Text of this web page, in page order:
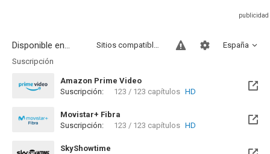
Disponible en... España
Sitios compatibles
Suscripción
Amazon Prime Video
Suscripción:
123 / 123 capítulos HD
Movistar+ Fibra
Disponible hasta el Sab, 19 Jun 2027 (Quedan 10 meses)
Suscripción: 123 / 123 capítulos HD
SkyShowtime